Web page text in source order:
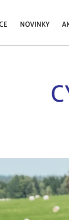
NOVINKY